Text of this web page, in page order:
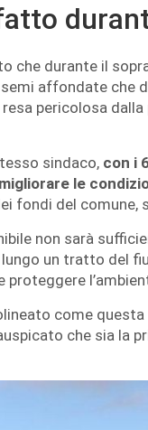
che durante il
affondate che
pericolosa
sindaco, con i
migliorare le
fondi del
non sarà
un tratto del
proteggere
come questa
che sia la